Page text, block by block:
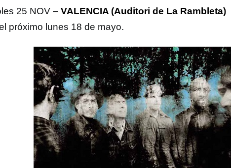
25 NOV – VALENCIA (Auditori de La Rambleta)
próximo lunes 18 de mayo.